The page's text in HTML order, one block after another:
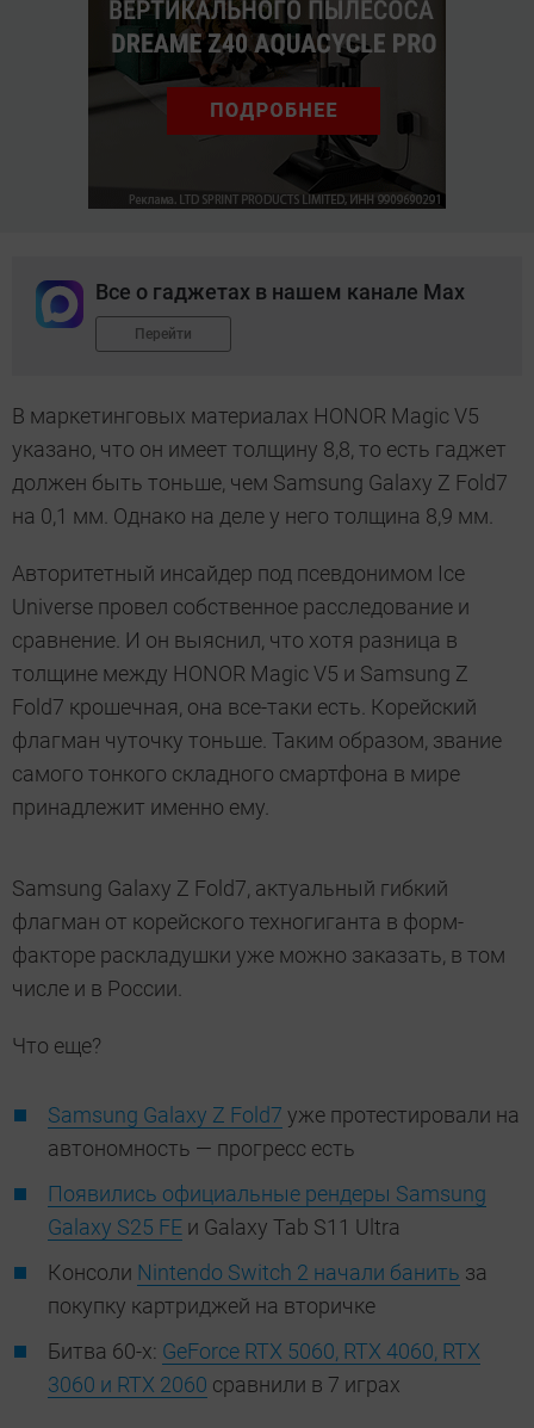
Все о гаджетах в нашем канале Max
Перейти
В маркетинговых материалах HONOR Magic V5
указано, что он имеет толщину 8,8, то есть гаджет
должен быть тоньше, чем Samsung Galaxy Z Fold7
на 0,1 мм. Однако на деле у него толщина 8,9 мм.
Авторитетный инсайдер под псевдонимом Ice
Universe провел собственное расследование и
сравнение. И он выяснил, что хотя разница в
толщине между HONOR Magic V5 и Samsung Z
Fold7 крошечная, она все-таки есть. Корейский
флагман чуточку тоньше. Таким образом, звание
самого тонкого складного смартфона в мире
принадлежит именно ему.
Samsung Galaxy Z Fold7, актуальный гибкий
флагман от корейского техногиганта в форм-
факторе раскладушки уже можно заказать, в том
числе и в России.
Что еще?
Samsung Galaxy Z Fold7 уже протестировали на
автономность — прогресс есть
Появились официальные рендеры Samsung
Galaxy S25 FE и Galaxy Tab S11 Ultra
Консоли Nintendo Switch 2 начали банить за
покупку картриджей на вторичке
Битва 60-х: GeForce RTX 5060, RTX 4060, RTX
3060 и RTX 2060 сравнили в 7 играх